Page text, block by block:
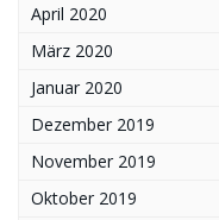
April 2020
März 2020
Januar 2020
Dezember 2019
November 2019
Oktober 2019